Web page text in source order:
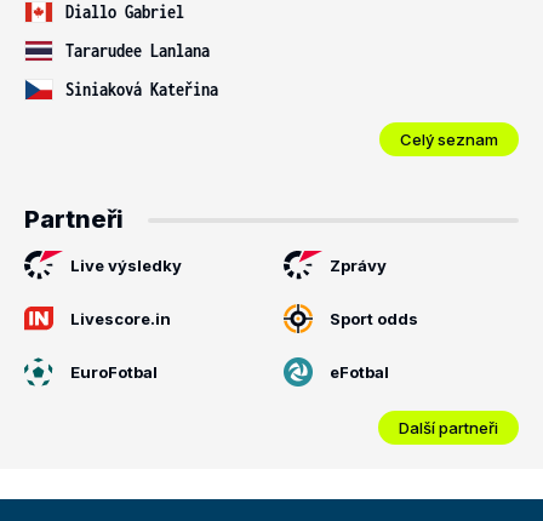
Diallo Gabriel
Tararudee Lanlana
Siniaková Kateřina
Celý seznam
Partneři
Live výsledky Zprávy
Livescore.in Sport odds
EuroFotbal eFotbal
Další partneři